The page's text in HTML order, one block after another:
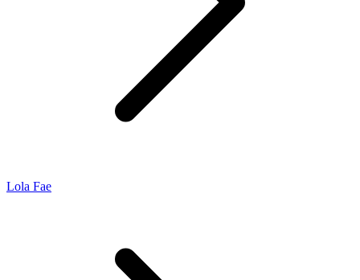
Lola Fae